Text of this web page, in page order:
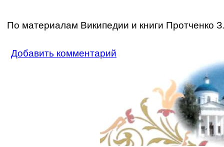
По материалам Википедии и книги Протченко
Добавить комментарий